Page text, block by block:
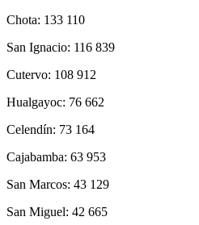
Chota: 133 110
San Ignacio: 116 839
Cutervo: 108 912
Hualgayoc: 76 662
Celendín: 73 164
Cajabamba: 63 953
San Marcos: 43 129
San Miguel: 42 665